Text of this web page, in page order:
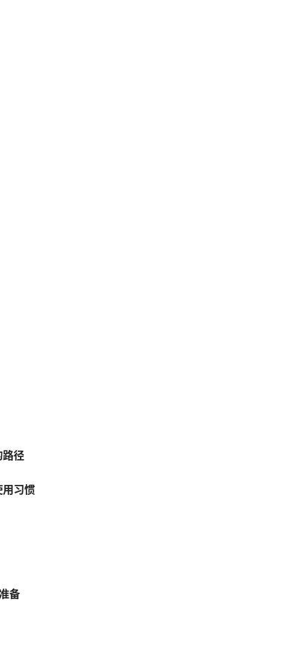
路径
习惯
备